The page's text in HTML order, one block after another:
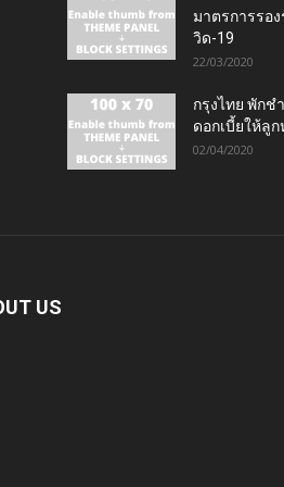
มาตรการรอ
วิด-19
22/03/2020
กรุงไทย พักช
ดอกเบี้ยให้ลู
02/04/2020
US